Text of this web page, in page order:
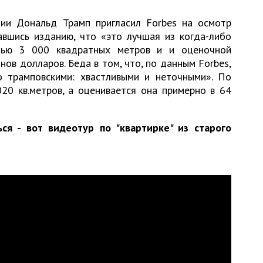
Дональд Трамп пригласил Forbes на осмотр
изданию, что «это лучшая из когда-либо
3 000 квадратных метров и и оценочной
долларов. Беда в том, что, по данным Forbes,
хвастливыми и неточными». По
кв.метров, а оценивается она примерно в 64
- вот видеотур по "квартирке" из старого